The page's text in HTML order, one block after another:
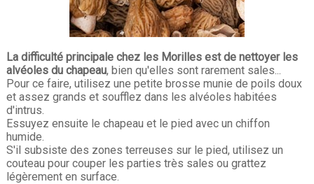
La difficulté principale chez les Morilles est de nettoyer les
alvéoles du chapeau, bien qu'elles sont rarement sales...
Pour ce faire, utilisez une petite brosse munie de poils doux
et assez grands et soufflez dans les alvéoles habitées
d'intrus.
Essuyez ensuite le chapeau et le pied avec un chiffon
humide.
S'il subsiste des zones terreuses sur le pied, utilisez un
couteau pour couper les parties très sales ou grattez
légèrement en surface.